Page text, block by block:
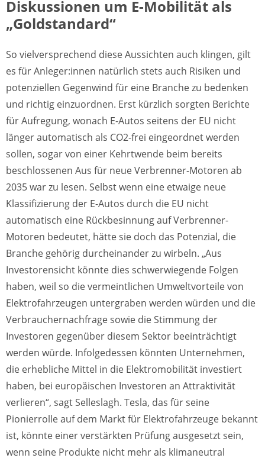
Diskussionen um E-Mobilität als
„Goldstandard“
So vielversprechend diese Aussichten auch klingen, gilt
es für Anleger:innen natürlich stets auch Risiken und
potenziellen Gegenwind für eine Branche zu bedenken
und richtig einzuordnen. Erst kürzlich sorgten Berichte
für Aufregung, wonach E-Autos seitens der EU nicht
länger automatisch als CO2-frei eingeordnet werden
sollen, sogar von einer Kehrtwende beim bereits
beschlossenen Aus für neue Verbrenner-Motoren ab
2035 war zu lesen. Selbst wenn eine etwaige neue
Klassifizierung der E-Autos durch die EU nicht
automatisch eine Rückbesinnung auf Verbrenner-
Motoren bedeutet, hätte sie doch das Potenzial, die
Branche gehörig durcheinander zu wirbeln. „Aus
Investorensicht könnte dies schwerwiegende Folgen
haben, weil so die vermeintlichen Umweltvorteile von
Elektrofahrzeugen untergraben werden würden und die
Verbrauchernachfrage sowie die Stimmung der
Investoren gegenüber diesem Sektor beeinträchtigt
werden würde. Infolgedessen könnten Unternehmen,
die erhebliche Mittel in die Elektromobilität investiert
haben, bei europäischen Investoren an Attraktivität
verlieren“, sagt Selleslagh. Tesla, das für seine
Pionierrolle auf dem Markt für Elektrofahrzeuge bekannt
ist, könnte einer verstärkten Prüfung ausgesetzt sein,
wenn seine Produkte nicht mehr als klimaneutral